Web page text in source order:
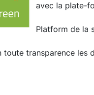
avec la plate-
Platform de la
transparence les